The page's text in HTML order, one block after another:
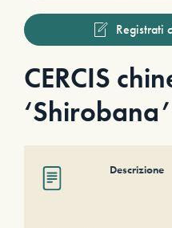
Registrati
CERCIS
‘Shirobana’
Descrizione